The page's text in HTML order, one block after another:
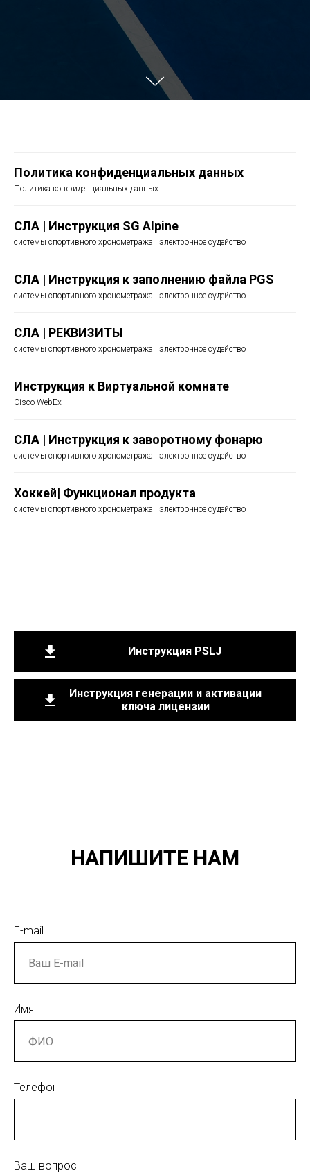
Политика конфиденциальных данных
Политика конфиденциальных данных
СЛА | Инструкция SG Alpine
системы спортивного хронометража | электронное судейство
СЛА | Инструкция к заполнению файла PGS
системы спортивного хронометража | электронное судейство
СЛА | РЕКВИЗИТЫ
системы спортивного хронометража | электронное судейство
Инструкция к Виртуальной комнате
Cisco WebEx
СЛА | Инструкция к заворотному фонарю
системы спортивного хронометража | электронное судейство
Хоккей| Функционал продукта
системы спортивного хронометража | электронное судейство
Инструкция PSLJ
Инструкция генерации и активации
ключа лицензии
НАПИШИТЕ НАМ
E-mail
Имя
Телефон
Ваш вопрос